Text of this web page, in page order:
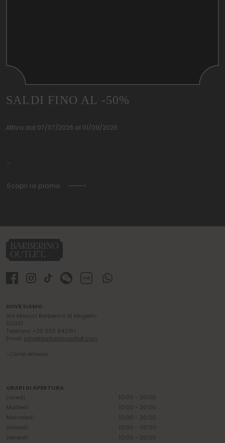
SALDI FINO AL -50%
Attiva dal 07/07/2026 al 01/09/2026
...
Scopri la promo
DOVE SIAMO
Via Meucci Barberino di Mugello
50031
Telefono: +39 055 842161
Email: info@barberinooutlet.com
› Come arrivare
ORARI DI APERTURA
Lunedì
10:00 - 20:00
Martedì
10:00 - 20:00
Mercoledì
10:00 - 20:00
Giovedì
10:00 - 00:00
Venerdì
10:00 - 20:00